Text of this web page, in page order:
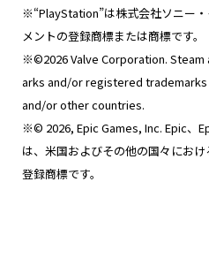
※“PlayStation”は株式会社ソニー
メントの登録商標または商標です。
※©2026 Valve Corporation.
arks and/or registered trademarks
and/or other countries.
※© 2026, Epic Games, Inc. Epic、
は、米国およびその他の国々にお
登録商標です。